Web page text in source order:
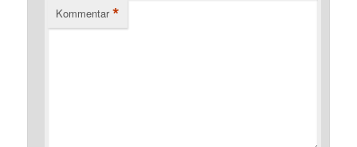
Kommentar *